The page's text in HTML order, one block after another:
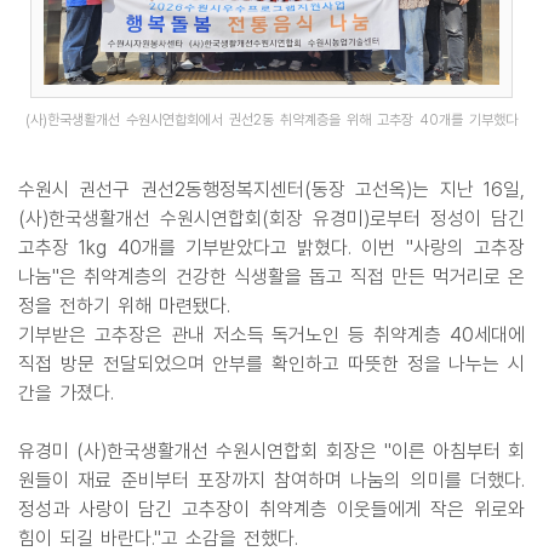
(사)한국생활개선 수원시연합회에서 권선2동 취약계층을 위해 고추장 40개를 기부했다
수원시 권선구 권선2동행정복지센터(동장 고선옥)는 지난 16일,
(사)한국생활개선 수원시연합회(회장 유경미)로부터 정성이 담긴
고추장 1kg 40개를 기부받았다고 밝혔다. 이번 "사랑의 고추장
나눔"은 취약계층의 건강한 식생활을 돕고 직접 만든 먹거리로 온
정을 전하기 위해 마련됐다.
기부받은 고추장은 관내 저소득 독거노인 등 취약계층 40세대에
직접 방문 전달되었으며 안부를 확인하고 따뜻한 정을 나누는 시
간을 가졌다.
유경미 (사)한국생활개선 수원시연합회 회장은 "이른 아침부터 회
원들이 재료 준비부터 포장까지 참여하며 나눔의 의미를 더했다.
정성과 사랑이 담긴 고추장이 취약계층 이웃들에게 작은 위로와
힘이 되길 바란다."고 소감을 전했다.